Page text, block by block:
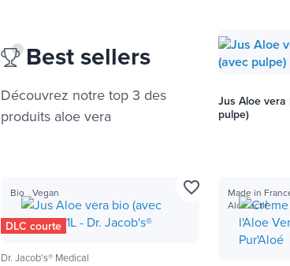
Best sellers
Découvrez notre top 3 des
produits aloe vera
Jus Aloe vera
pulpe)
Bio Vegan
DLC courte
Dr. Jacob's® Medical
favorite_border Made in
Aloe actif